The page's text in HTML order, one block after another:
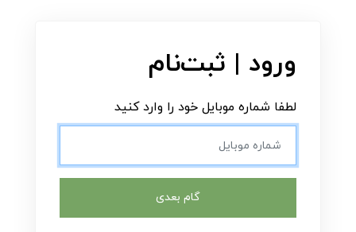
ورود | ثبت‌نام
لطفا شماره موبایل خود را وارد کنید
گام بعدی